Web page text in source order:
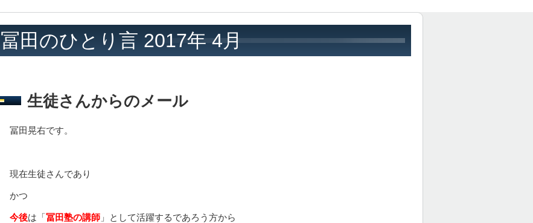
冨田のひとり言 2017年 4月
生徒さんからのメール
冨田晃右です。
現在生徒さんであり
かつ
今後は「冨田塾の講師 」として活躍するであろう方から